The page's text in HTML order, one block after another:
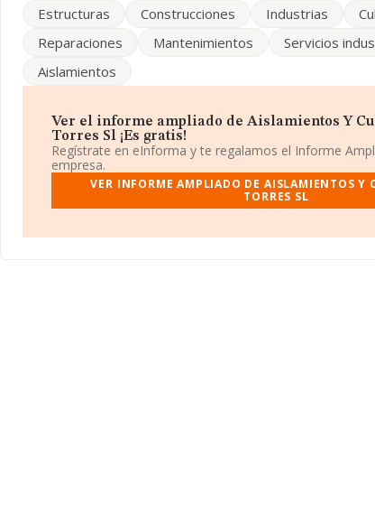
La empresaAislamientos y Cubiertas Las Torres S.L
,
Toledo, Castilla-la Mancha.
En base a la información de la que dispone INFORMA sobre
facturación en el ámbito nacional alcanza los 858 millones
Teniendo en cuenta la información sobre Toledo, en la base
constan 107 empresas, cuyas ventas han obtenido los 16
último, con el fin de ampliar la información relativa al
de empleados es de 1; la media de antigüedad desde la
Estructuras Construcciones Industrias
Reparaciones
Mantenimientos
Servicios
Aislamientos
Ver el informe ampliado de Aislamientos Y
Torres Sl ¡Es gratis!
Regístrate en eInforma y te regalamos el Informe
empresa.
VER INFORME AMPLIADO DE AISLAMIENTOS Y
TORRES SL